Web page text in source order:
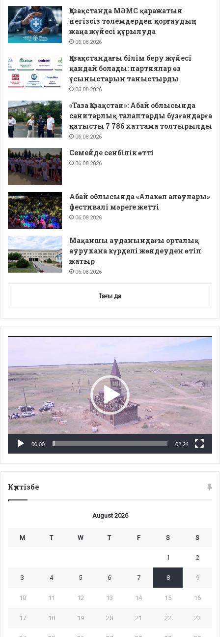
Қазақстанда МӘМС қаражатын
негізсіз төлемдерден қорғаудың
жаңа жүйесі құрылуда
06.08.2026
Қазақстандағы білім беру жүйесі
қандай болады: партиялар өз
ұсыныстарын таныстырды
06.08.2026
«Таза Қазақстан»: Абай облысында
санитарлық талаптарды бұзғандарға
қатысты 7 786 хаттама толтырылды
06.08.2026
Семейде сенбілік өтті
06.08.2026
Абай облысында «Алакөл алаулары»
фестивалі мәреге жетті
06.08.2026
Мақаншы ауданындағы орталық
аурухана күрделі жөндеуден өтіп
жатыр
06.08.2026
Тағы да
00:00 02:24
Күнтізбе
August 2026
M T W T F S S
1 2
3 4 5 6 7 8 9
10 11 12 13 14 15 16
17 18 19 20 21 22 23